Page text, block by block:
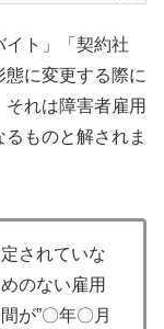
イト」「契約社
に変更する際に
れは障害者雇用
ものと解されま
されていな
のない雇用
が”〇年〇月